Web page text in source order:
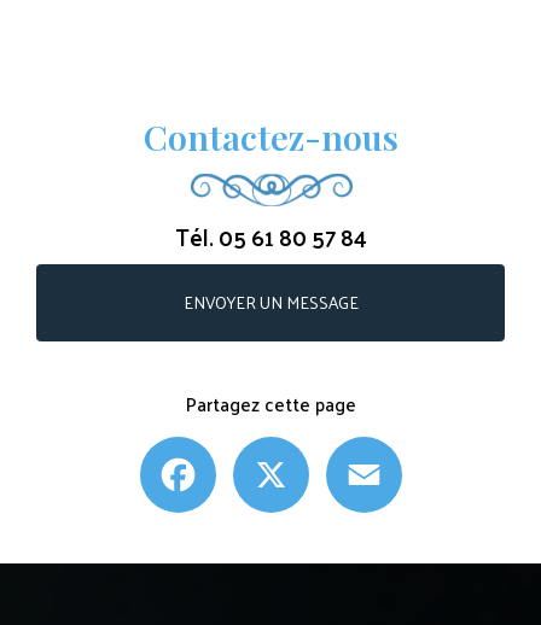
Contactez-nous
Tél.05 61 80 57 84
ENVOYER UN MESSAGE
Partagez cette page
Facebook